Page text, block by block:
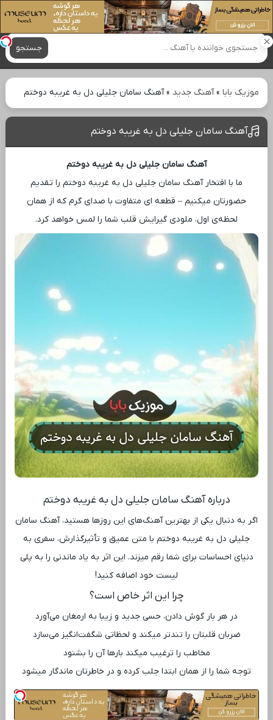
آهنگ های جدید
جستجو
موزیک بابا»آهنگ جدید »آهنگ سامان جلیلی دل به غریبه دوختم
آهنگ سامان جلیلی دل به غریبه دوختم
آهنگ سامان جلیلی دل به غریبه دوختم
ما با افتخار آهنگ سامان جلیلی دل به غریبه دوختم را تقدیم
حضورتان میکنیم – قطعه ‌ای متفاوت با صدای گرم که از همان
لحظه‌ی اول، ملودی گیرایش قلب شما را لمس خواهد کرد.
درباره آهنگ سامان جلیلی دل به غریبه دوختم
اگر به دنبال یکی از بهترین آهنگ‌های این روزها هستید، آهنگ سامان
جلیلی دل به غریبه دوختم با متن عمیق و تأثیرگذارش، سفری به
دنیای احساسات برای شما رقم میزند. این اثر به یاد ماندنی را به پلی
‌لیست خود اضافه کنید!
چرا این اثر خاص است؟
در هر بار گوش دادن، حسی جدید و زیبا به ارمغان می‌آورد
ضربان قلبتان را تندتر میکند و لحظاتی شگفت‌انگیز می‌سازد
مخاطب را ترغیب میکند بارها آن را بشنود
توجه شما را از همان ابتدا جلب کرده و در خاطرتان ماندگار میشود